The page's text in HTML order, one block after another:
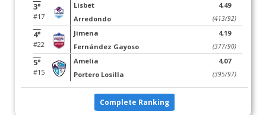
3°
#17
Lisbet
Arredondo
4,49
(413/92)
4°
#22
Jimena
Fernández Gayoso
4,19
(377/90)
5°
#15
Amelia
Portero Losilla
4,07
(395/97)
Complete Ranking